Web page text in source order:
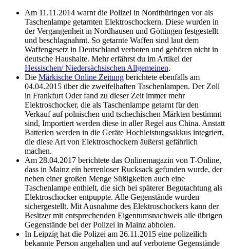
Am 11.11.2014 warnt die Polizei in Nordthüringen vor als
Taschenlampe getarnten Elektroschockern. Diese wurden in
der Vergangenheit in Nordhausen und Göttingen festgestellt
und beschlagnahmt. So getarnte Waffen sind laut dem
Waffengesetz in Deutschland verboten und gehören nicht in
deutsche Haushalte. Mehr erfährst du im Artikel der
Hessischen/ Niedersächsischen Allgemeinen.
Die Märkische Online Zeitung berichtete ebenfalls am
04.04.2015 über die zweifelhaften Taschenlampen. Der Zoll
in Frankfurt Oder fand zu dieser Zeit immer mehr
Elektroschocker, die als Taschenlampe getarnt für den
Verkauf auf polnischen und tschechischen Märkten bestimmt
sind, Importiert werden diese in aller Regel aus China. Anstatt
Batterien werden in die Geräte Hochleistungsakkus integriert,
die diese Art von Elektroschockern äußerst gefährlich
machen.
Am 28.04.2017 berichtete das Onlinemagazin von T-Online,
dass in Mainz ein herrenloser Rucksack gefunden wurde, der
neben einer großen Menge Süßigkeiten auch eine
Taschenlampe enthielt, die sich bei späterer Begutachtung als
Elektroschocker entpuppte. Alle Gegenstände wurden
sichergestellt. Mit Ausnahme des Elektroschockers kann der
Besitzer mit entsprechenden Eigentumsnachweis alle übrigen
Gegenstände bei der Polizei in Mainz abholen.
In Leipzig hat die Polizei am 26.11.2015 eine polizeilich
bekannte Person angehalten und auf verbotene Gegenstände